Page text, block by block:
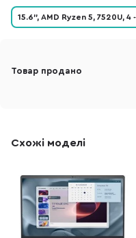
15.6", AMD Ryzen 5, 7520U,
Radeon Graphics
Товар продано
Схожі моделі